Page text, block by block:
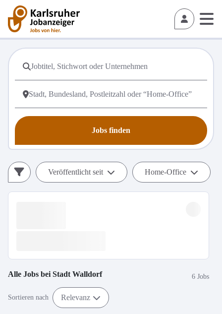
Jobs finden
Veröffentlicht seit Home-Office
Alle Jobs bei Stadt Walldorf 6 Jobs
Sortieren nach Relevanz